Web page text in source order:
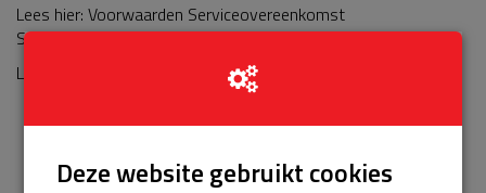
Lees hier: Voorwaarden Serviceovereenkomst
ServiceBuurtAED[download hier]
Lees hier:
Algemene Voorwaarden ProCardio consument
Deze website gebruikt cookies